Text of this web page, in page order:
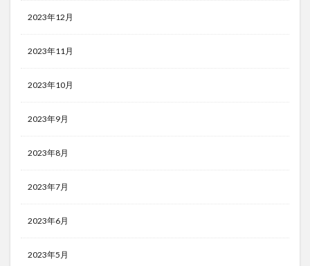
2023年12月
2023年11月
2023年10月
2023年9月
2023年8月
2023年7月
2023年6月
2023年5月